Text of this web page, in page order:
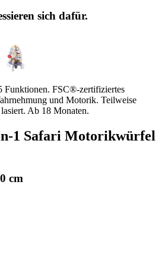
sich dafür.
Funktionen. FSC®-zertifiziertes
und Motorik. Teilweise
Ab 18 Monaten.
1 Safari Motorikwürfel
cm